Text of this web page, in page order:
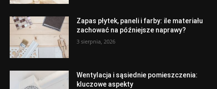
Zapas płytek, paneli i farby: ile materiału
zachować na późniejsze naprawy?
3 sierpnia, 2026
Wentylacja i sąsiednie pomieszczenia:
kluczowe aspekty